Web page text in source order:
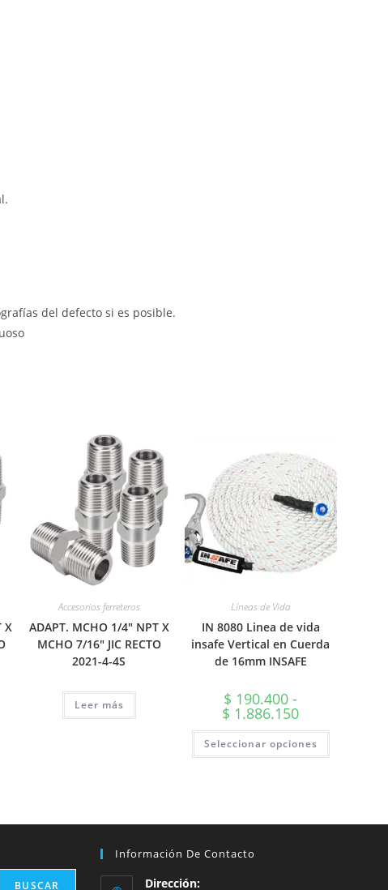
del defecto si es posible.
X
Accesorios ferreteros
ADAPT. MCHO 1/4″ NPT X
MCHO 7/16″ JIC RECTO
2021-4-4S
Leer más
Líneas de Vida
IN 8080 Linea de vida
insafe Vertical en Cuerda
de 16mm INSAFE
$ 190.400 -
$ 1.886.150Rango
precios:
desde
$ 190.400
Seleccionar opciones
Este
tiene
pueden
BUSCAR
Información De Contacto
Dirección: